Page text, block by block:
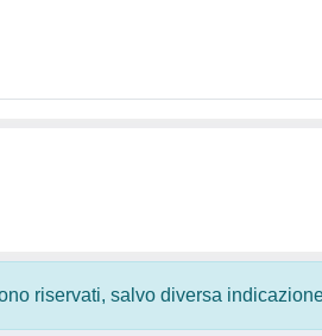
riservati, salvo diversa